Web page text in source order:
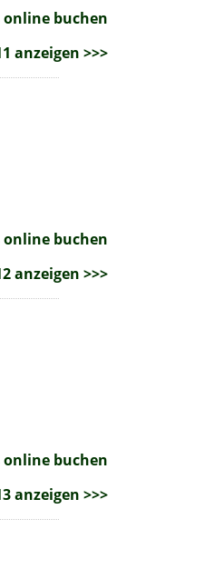
online buchen
anzeigen >>>
online buchen
anzeigen >>>
online buchen
anzeigen >>>